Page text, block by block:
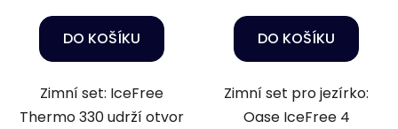
DO KOŠÍKU
Zimní set: IceFree
Thermo 330 udrží otvor
DO KOŠÍKU
Zimní set pro jezírko:
Oase IceFree 4